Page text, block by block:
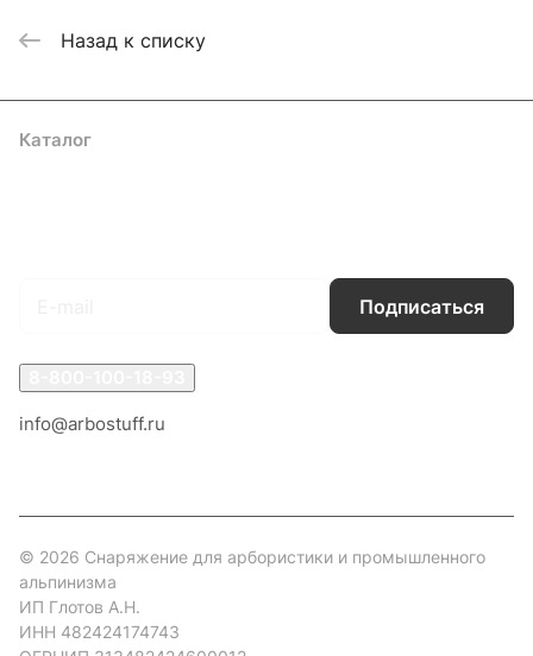
Назад к списку
Каталог
Подписаться
info@arbostuff.ru
© 2026 Снаряжение для арбористики и промышленного
альпинизма
ИП Глотов А.Н.
ИНН 482424174743